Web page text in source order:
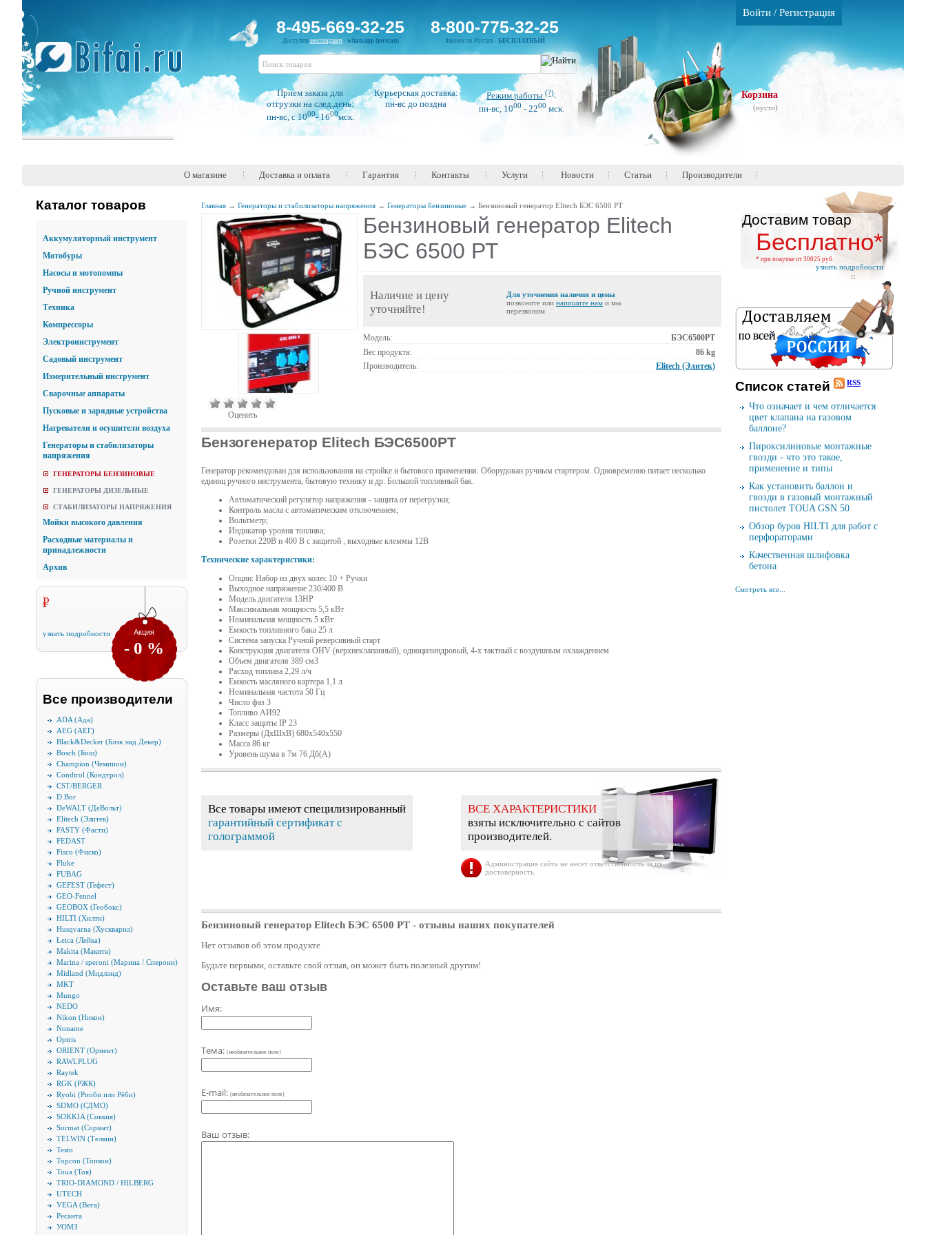
Войти /Регистрация
8-495-669-32-25
Доступен мессенджер- whatsapp (вотсап)
8-800-775-32-25
Звонок по России - БЕСПЛАТНЫЙ
Прием заказа для
отгрузки на след.день:
пн-вс, c 1000- 1600мск.
Курьерская доставка:
пн-вс до поздна
Режим работы(?):
пн-вс, 1000 - 2200 мск.
Корзина
(пусто)
О магазине Доставка и оплата Гарантия Контакты Услуги Новости Статьи Производители
Каталог товаров
Аккумуляторный инструмент
Мотобуры
Насосы и мотопомпы
Ручной инструмент
Техника
Компрессоры
Электроинструмент
Садовый инструмент
Измерительный инструмент
Сварочные аппараты
Пусковые и зарядные устройства
Нагреватели и осушители воздуха
Генераторы и стабилизаторы
напряжения
ГЕНЕРАТОРЫ БЕНЗИНОВЫЕ
ГЕНЕРАТОРЫ ДИЗЕЛЬНЫЕ
СТАБИЛИЗАТОРЫ НАПРЯЖЕНИЯ
Мойки высокого давления
Расходные материалы и
принадлежности
Архив
Акция
- 0 %
узнать подробности
Все производители
ADA (Ада)
AEG (АЕГ)
Black&Decker (Блэк энд Декер)
Bosch (Бош)
Champion (Чемпион)
Condtrol (Кондтрол)
CST/BERGER
D.Bor
DeWALT (ДеВольт)
Elitech (Элитек)
FASTY (Фасти)
FEDAST
Fisco (Фиско)
Fluke
FUBAG
GEFEST (Гефест)
GEO-Fennel
GEOBOX (Геобокс)
HILTI (Хилти)
Husqvarna (Хускварна)
Leica (Лейка)
Makita (Макита)
Marina / speroni (Марина / Сперони)
Midland (Мидлэнд)
MKT
Mungo
NEDO
Nikon (Никон)
Noname
Optris
ORIENT (Ориент)
RAWLPLUG
Raytek
RGK (РЖК)
Ryobi (Риоби или Рёби)
SDMO (СДМО)
SOKKIA (Соккия)
Sormat (Сормат)
TELWIN (Телвин)
Testo
Topcon (Топкон)
Toua (Тоя)
TRIO-DIAMOND / HILBERG
UTECH
VEGA (Вега)
Ресанта
УОМЗ
Главная → Генераторы и стабилизаторы напряжения → Генераторы бензиновые → Бензиновый генератор Elitech БЭС 6500 РТ
Оценить
Бензиновый генератор Elitech
БЭС 6500 РТ
Наличие и цену
уточняйте!
Для уточнения наличия и цены
позвоните или напишите нам и мы
перезвоним
Модель:
БЭС6500РТ
Вес продукта:
86 kg
Производитель:
Elitech (Элитек)
Бензогенератор Elitech БЭС6500РТ
Генератор рекомендован для использования на стройке и бытового применения. Оборудован ручным стартером. Одновременно питает несколько
единиц ручного инструмента, бытовую технику и др. Большой топливный бак.
Автоматический регулятор напряжения - защита от перегрузки;
Контроль масла с автоматическим отключением;
Вольтметр;
Индикатор уровня топлива;
Розетки 220В и 400 В с защитой , выходные клеммы 12В
Технические характеристики:
Опции: Набор из двух колес 10 + Ручки
Выходное напряжение 230/400 В
Модель двигателя 13HP
Максимальная мощность 5,5 кВт
Номинальная мощность 5 кВт
Емкость топливного бака 25 л
Система запуска Ручной реверсивный старт
Конструкция двигателя OHV (верхнеклапанный), одноцилиндровый, 4-х тактный с воздушным охлаждением
Объем двигателя 389 см3
Расход топлива 2,29 л/ч
Емкость масляного картера 1,1 л
Номинальная частота 50 Гц
Число фаз 3
Топливо АИ92
Класс защиты IP 23
Размеры (ДхШхВ) 680x540x550
Масса 86 кг
Уровень шума в 7м 76 Дб(А)
Все товары имеют специлизированный
гарантийный сертификат с
голограммой
ВСЕ ХАРАКТЕРИСТИКИ
взяты исключительно с сайтов
производителей.
Администрация сайта не несет ответственность за их
достоверность.
Бензиновый генератор Elitech БЭС 6500 РТ - отзывы наших покупателей
Нет отзывов об этом продукте
Будьте первыми, оставьте свой отзыв, он может быть полезный другим!
Оставьте ваш отзыв
Имя:
Тема: (необязательное поле)
E-mail: (необязательное поле)
Ваш отзыв:
Доставим товар
Бесплатно*
* при покупке от 30025 руб.
узнать подробности
Cписок cтатей RSS
Что означает и чем отличается
цвет клапана на газовом
баллоне?
Пироксилиновые монтажные
гвозди - что это такое,
применение и типы
Как установить баллон и
гвозди в газовый монтажный
пистолет TOUA GSN 50
Обзор буров HILTI для работ с
перфораторами
Качественная шлифовка
бетона
Смотреть все...